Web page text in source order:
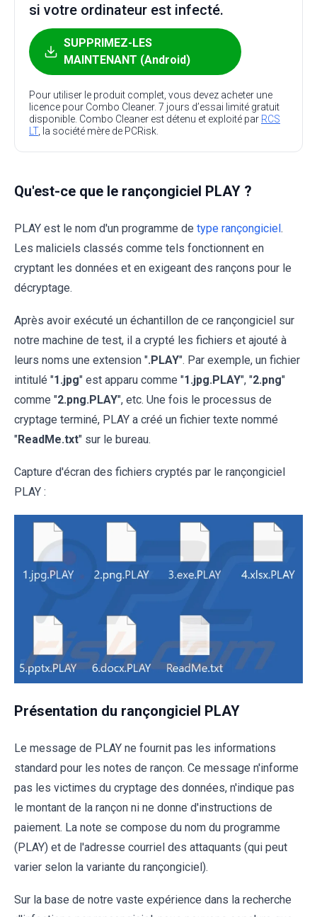
si votre ordinateur est infecté.
SUPPRIMEZ-LES
MAINTENANT (Android)
Pour utiliser le produit complet, vous devez acheter une
licence pour Combo Cleaner. 7 jours d’essai limité gratuit
disponible. Combo Cleaner est détenu et exploité par RCS
LT, la société mère de PCRisk.
Qu'est-ce que le rançongiciel PLAY ?
PLAY est le nom d'un programme de type rançongiciel.
Les maliciels classés comme tels fonctionnent en
cryptant les données et en exigeant des rançons pour le
décryptage.
Après avoir exécuté un échantillon de ce rançongiciel sur
notre machine de test, il a crypté les fichiers et ajouté à
leurs noms une extension ".PLAY". Par exemple, un fichier
intitulé "1.jpg" est apparu comme "1.jpg.PLAY", "2.png"
comme "2.png.PLAY", etc. Une fois le processus de
cryptage terminé, PLAY a créé un fichier texte nommé
"ReadMe.txt" sur le bureau.
Capture d'écran des fichiers cryptés par le rançongiciel
PLAY :
Présentation du rançongiciel PLAY
Le message de PLAY ne fournit pas les informations
standard pour les notes de rançon. Ce message n'informe
pas les victimes du cryptage des données, n'indique pas
le montant de la rançon ni ne donne d'instructions de
paiement. La note se compose du nom du programme
(PLAY) et de l'adresse courriel des attaquants (qui peut
varier selon la variante du rançongiciel).
Sur la base de notre vaste expérience dans la recherche